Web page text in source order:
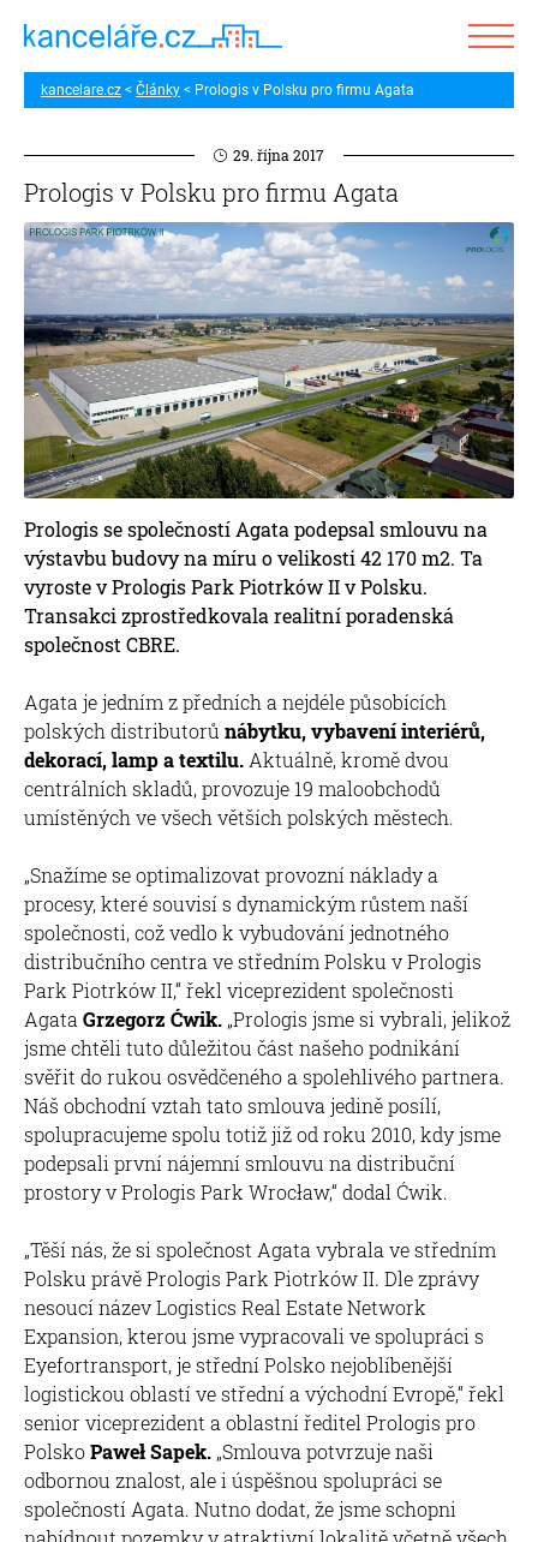
kancelare.cz Články Prologis v Polsku pro firmu Agata
29. října 2017
Prologis v Polsku pro firmu Agata
Prologis se společností Agata podepsal smlouvu na
výstavbu budovy na míru o velikosti 42 170 m2. Ta
vyroste v Prologis Park Piotrków II v Polsku.
Transakci zprostředkovala realitní poradenská
společnost CBRE.
Agata je jedním z předních a nejdéle působících
polských distributorů nábytku, vybavení interiérů,
dekorací, lamp a textilu. Aktuálně, kromě dvou
centrálních skladů, provozuje 19 maloobchodů
umístěných ve všech větších polských městech.
„Snažíme se optimalizovat provozní náklady a
procesy, které souvisí s dynamickým růstem naší
společnosti, což vedlo k vybudování jednotného
distribučního centra ve středním Polsku v Prologis
Park Piotrków II,“ řekl viceprezident společnosti
Agata Grzegorz Ćwik. „Prologis jsme si vybrali, jelikož
jsme chtěli tuto důležitou část našeho podnikání
svěřit do rukou osvědčeného a spolehlivého partnera.
Náš obchodní vztah tato smlouva jedině posílí,
spolupracujeme spolu totiž již od roku 2010, kdy jsme
podepsali první nájemní smlouvu na distribuční
prostory v Prologis Park Wrocław,“ dodal Ćwik.
„Těší nás, že si společnost Agata vybrala ve středním
Polsku právě Prologis Park Piotrków II. Dle zprávy
nesoucí název Logistics Real Estate Network
Expansion, kterou jsme vypracovali ve spolupráci s
Eyefortransport, je střední Polsko nejoblíbenější
logistickou oblastí ve střední a východní Evropě,“ řekl
senior viceprezident a oblastní ředitel Prologis pro
PolskoPaweł Sapek. „Smlouva potvrzuje naši
odbornou znalost, ale i úspěšnou spolupráci se
společností Agata. Nutno dodat, že jsme schopni